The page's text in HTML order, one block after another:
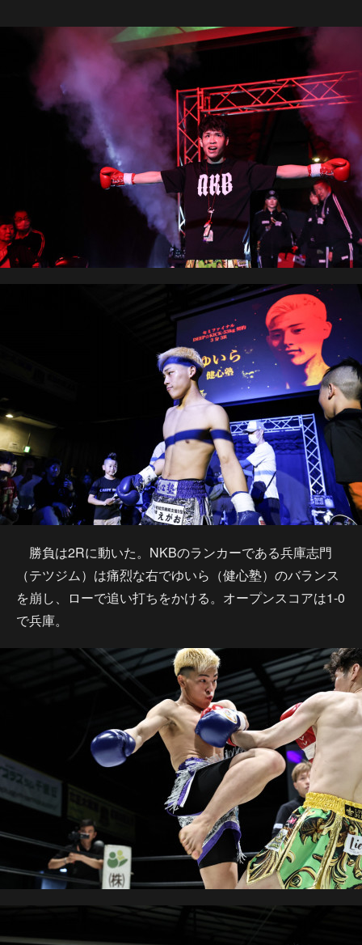
勝負は2Rに動いた。NKBのランカーである兵庫志門
（テツジム）は痛烈な右でゆいら（健心塾）のバランス
を崩し、ローで追い打ちをかける。オープンスコアは1-0
で兵庫。